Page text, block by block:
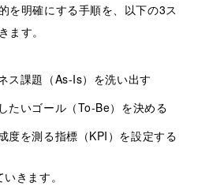
を明確にする手順を、以下の3ス
ます。
ス課題（As-Is）を洗い出す
たいゴール（To-Be）を決める
度を測る指標（KPI）を設定する
きます。